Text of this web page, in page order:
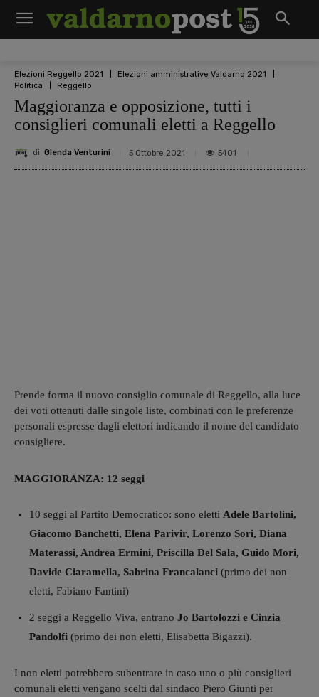
Elezioni Reggello 2021
Elezioni amministrative Valdarno 2021
Politica
Reggello
Maggioranza e opposizione, tutti i
consiglieri comunali eletti a Reggello
di Glenda Venturini 5 Ottobre 2021 5401
Prende forma il nuovo consiglio comunale di Reggello, alla luce
dei voti ottenuti dalle singole liste, combinati con le preferenze
personali espresse dagli elettori indicando il nome del candidato
consigliere.
MAGGIORANZA: 12 seggi
10 seggi al Partito Democratico: sono eletti Adele Bartolini,
Giacomo Banchetti, Elena Parivir, Lorenzo Sori, Diana
Materassi, Andrea Ermini, Priscilla Del Sala, Guido Mori,
Davide Ciaramella, Sabrina Francalanci (primo dei non
eletti, Fabiano Fantini)
2 seggi a Reggello Viva, entrano Jo Bartolozzi e Cinzia
Pandolfi (primo dei non eletti, Elisabetta Bigazzi).
I non eletti potrebbero subentrare in caso uno o più consiglieri
comunali eletti vengano scelti dal sindaco Piero Giunti per